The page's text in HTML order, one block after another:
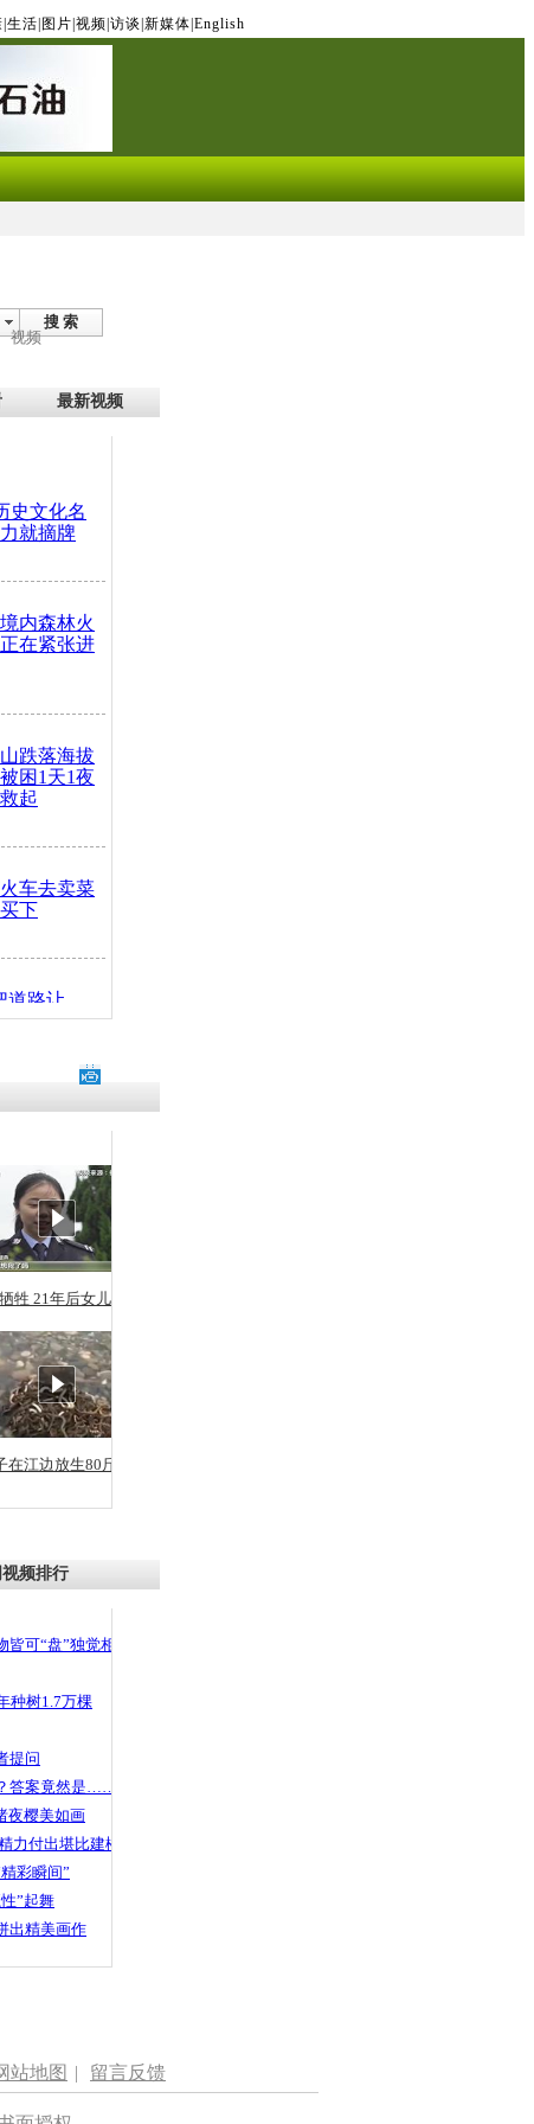
生活 图片 视频 访谈 新媒体 English
搜 索
视频
最新视频
史文化名
就摘牌
内森林火
在紧张进
跌落海拔
困1天1夜
起
车去卖菜
下
道路让
发疾病交
年传统习
为娥皇女
被查情绪
答崩溃原
上万人欢
把油门
窜撞伤
牲 21年后女儿从警
在江边放生80斤蛇
频排行
可“盘”独觉相声
种树1.7万棵
提问
答案竟然是……
夜樱美如画
力付出堪比建楼
彩瞬间”
”起舞
出精美画作
站地图 | 留言反馈